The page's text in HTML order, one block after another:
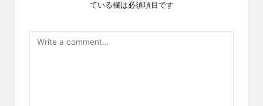
ている欄は必須項目です